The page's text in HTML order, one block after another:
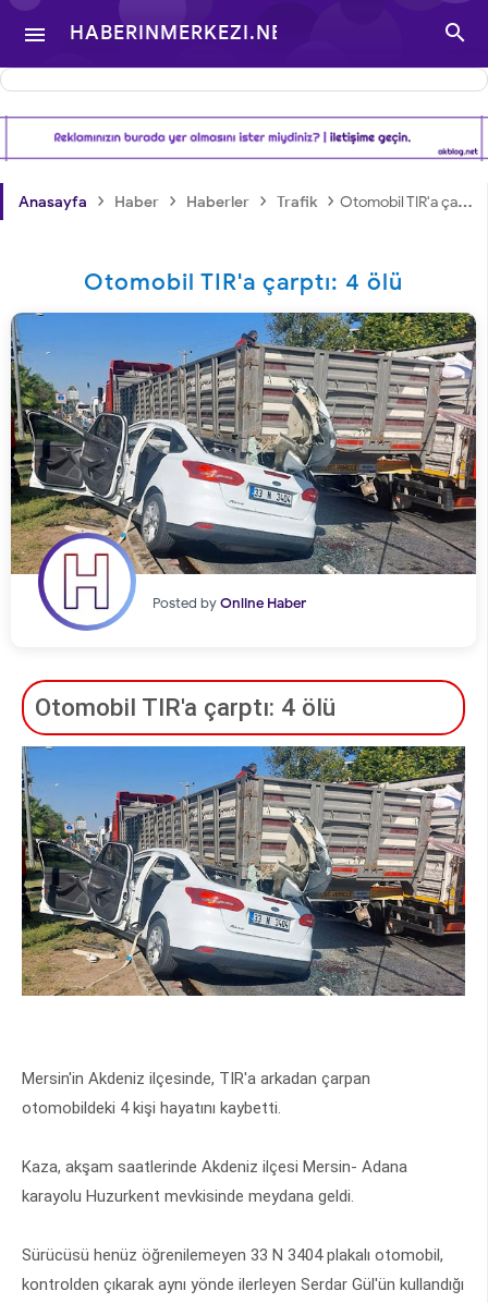
 HABERINMERKEZI.NET
- TÜRKIYE VE DÜNYA
GÜNDEMINDEN

Anasayfa › Haber › Haberler › Trafik › Otomobil TIR'a çarptı: 4 ölü
Otomobil TIR'a çarptı: 4 ölü
Posted byOnline Haber
Otomobil TIR'a çarptı: 4 ölü
Mersin'in Akdeniz ilçesinde, TIR'a arkadan çarpan
otomobildeki 4 kişi hayatını kaybetti.
Kaza, akşam saatlerinde Akdeniz ilçesi Mersin- Adana
karayolu Huzurkent mevkisinde meydana geldi.
Sürücüsü henüz öğrenilemeyen 33 N 3404 plakalı otomobil,
kontrolden çıkarak aynı yönde ilerleyen Serdar Gül'ün kullandığı